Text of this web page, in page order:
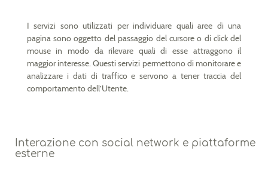
I servizi sono utilizzati per individuare quali aree di una
pagina sono oggetto del passaggio del cursore o di click del
mouse in modo da rilevare quali di esse attraggono il
maggior interesse. Questi servizi permettono di monitorare e
analizzare i dati di traffico e servono a tener traccia del
comportamento dell’Utente.
Interazione con social network e piattaforme
esterne